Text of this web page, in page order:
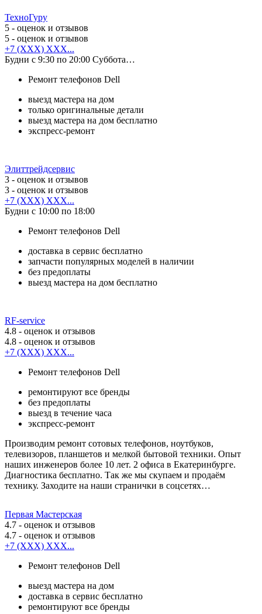
ТехноГуру
5 - оценок и отзывов
5 - оценок и отзывов
+7 (XXX) XXX...
Будни с 9:30 по 20:00 Суббота…
Ремонт телефонов Dell
выезд мастера на дом
только оригинальные детали
выезд мастера на дом бесплатно
экспресс-ремонт
Элиттрейдсервис
3 - оценок и отзывов
3 - оценок и отзывов
+7 (XXX) XXX...
Будни с 10:00 по 18:00
Ремонт телефонов Dell
доставка в сервис бесплатно
запчасти популярных моделей в наличии
без предоплаты
выезд мастера на дом бесплатно
RF-service
4.8 - оценок и отзывов
4.8 - оценок и отзывов
+7 (XXX) XXX...
Ремонт телефонов Dell
ремонтируют все бренды
без предоплаты
выезд в течение часа
экспресс-ремонт
Производим ремонт сотовых телефонов, ноутбуков,
телевизоров, планшетов и мелкой бытовой техники. Опыт
наших инженеров более 10 лет. 2 офиса в Екатеринбурге.
Диагностика бесплатно. Так же мы скупаем и продаём
технику. Заходите на наши странички в соцсетях…
Первая Мастерская
4.7 - оценок и отзывов
4.7 - оценок и отзывов
+7 (XXX) XXX...
Ремонт телефонов Dell
выезд мастера на дом
доставка в сервис бесплатно
ремонтируют все бренды